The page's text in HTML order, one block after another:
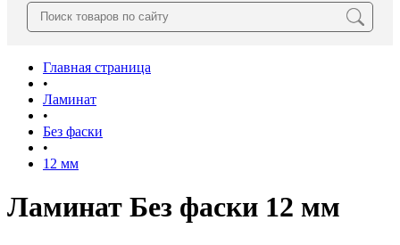
Главная страница
•
Ламинат
•
Без фаски
•
12 мм
Ламинат Без фаски 12 мм